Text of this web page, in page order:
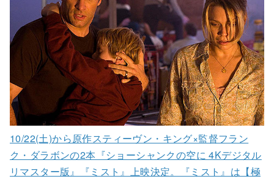
10/22(土)から原作スティーヴン・キング×監督フラン
ク・ダラボンの2本『ショーシャンクの空に 4Kデジタル
リマスター版』『ミスト』上映決定。『ミスト』は【極